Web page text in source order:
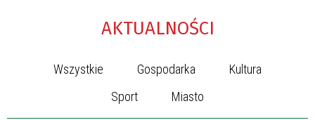
AKTUALNOŚCI
Wszystkie Gospodarka
Kultura
Sport
Miasto